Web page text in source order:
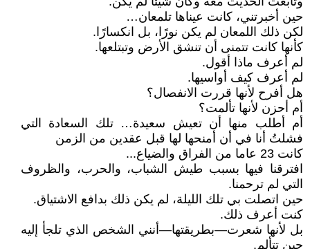
حين أخبرتني، كانت عيناها تلمعان…
لكن ذلك اللمعان لم يكن نورًا، بل انكسارًا.
كأنها كانت تتمنى أن تنشق الأرض وتبتلعها.
لم أعرف ماذا أقول.
لم أعرف كيف أواسيها.
هل أفرح لأنها قررت الانفصال؟
أم أحزن لأنها تألمت؟
أم أطلب منها أن تعيش سعيدة… تلك السعادة التي
فشلتُ أنا في أن أمنحها لها قبل عقدين من الزمن
كانت 23 عاما من الفراق والضياع...
افترقنا فيها بسبب طيش الشباب، والحرب، والظروف
التي لم ترحمنا.
حين اتصلت بي تلك الليلة، لم يكن ذلك بدافع الاشتياق.
كنت أعرف ذلك.
بل لأنها شعرت—بطريقتها—أنني الشخص الذي تلجأ إليه
حين تتألم.